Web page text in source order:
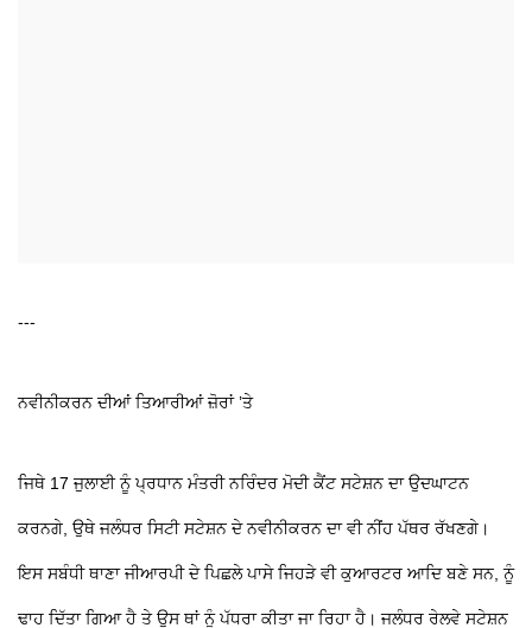
---
ਨਵੀਨੀਕਰਨ ਦੀਆਂ ਤਿਆਰੀਆਂ ਜ਼ੋਰਾਂ ’ਤੇ
ਜਿਥੇ 17 ਜੁਲਾਈ ਨੂੰ ਪ੍ਰਧਾਨ ਮੰਤਰੀ ਨਰਿੰਦਰ ਮੋਦੀ ਕੈਂਟ ਸਟੇਸ਼ਨ ਦਾ ਉਦਘਾਟਨ
ਕਰਨਗੇ, ਉਥੇ ਜਲੰਧਰ ਸਿਟੀ ਸਟੇਸ਼ਨ ਦੇ ਨਵੀਨੀਕਰਨ ਦਾ ਵੀ ਨੀਂਹ ਪੱਥਰ ਰੱਖਣਗੇ।
ਇਸ ਸਬੰਧੀ ਥਾਣਾ ਜੀਆਰਪੀ ਦੇ ਪਿਛਲੇ ਪਾਸੇ ਜਿਹੜੇ ਵੀ ਕੁਆਰਟਰ ਆਦਿ ਬਣੇ ਸਨ, ਨੂੰ
ਢਾਹ ਦਿੱਤਾ ਗਿਆ ਹੈ ਤੇ ਉਸ ਥਾਂ ਨੂੰ ਪੱਧਰਾ ਕੀਤਾ ਜਾ ਰਿਹਾ ਹੈ। ਜਲੰਧਰ ਰੇਲਵੇ ਸਟੇਸ਼ਨ